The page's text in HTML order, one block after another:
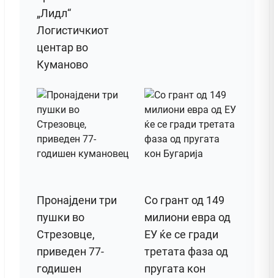
„Лидл“
Логистичкиот
центар во
Куманово
Пронајдени три
пушки во
Стрезовце,
приведен 77-
годишен
Со грант од 149
милиони евра од
ЕУ ќе се гради
третата фаза од
пругата кон